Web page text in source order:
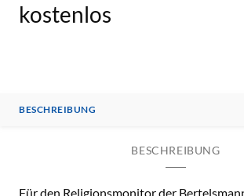
kostenlos
BESCHREIBUNG
BESCHREIBUNG
Für den Religionsmonitor der